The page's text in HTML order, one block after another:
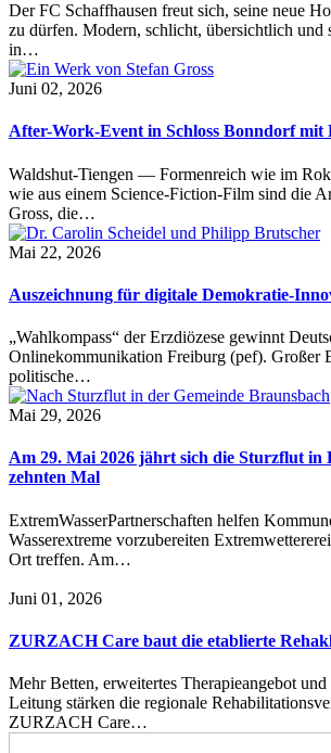
Der FC Schaffhausen freut sich, seine neue
zu dürfen. Modern, schlicht, übersichtlich und
in…
Juni 02, 2026
After-Work-Event in Schloss Bonndorf
Waldshut-Tiengen — Formenreich wie im
wie aus einem Science-Fiction-Film sind die
Gross, die…
Mai 22, 2026
Auszeichnung für digitale Demokratie-
„Wahlkompass“ der Erzdiözese gewinnt
Onlinekommunikation Freiburg (pef). Großer
politische…
Mai 29, 2026
Am 29. Mai 2026 jährt sich die Sturzflut in
zehnten Mal
ExtremWasserPartnerschaften helfen
Wasserextreme vorzubereiten
Ort treffen. Am…
Juni 01, 2026
ZURZACH Care baut die etablierte
Mehr Betten, erweitertes Therapieangebot
Leitung stärken die regionale
ZURZACH Care…